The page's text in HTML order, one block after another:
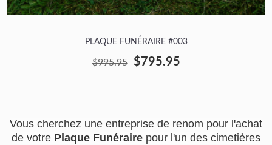
PLAQUE FUNÉRAIRE #003
$995.95 $795.95
Vous cherchez une entreprise de renom pour l'achat
de votre Plaque Funéraire pour l'un des cimetières